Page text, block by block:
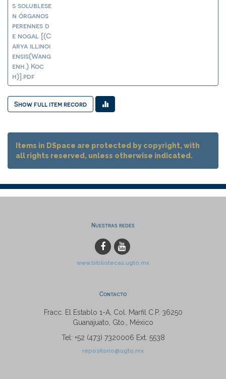
s solublese
n órganos
perennes d
e nogal [(C
arya illinoi
ensis(Wang
enh.) Koc
h)].pdf
Show full item record
Items in DSpace are protected by copyright, with
all rights reserved, unless otherwise indicated.
Nuestras redes
www.bibliotecas.ugto.mx
Contacto
Fracc. El Establo 1-A, Col. Marfil C.P. 36250
Guanajuato, Gto., México
Tel: +52 (473) 7320006 Ext. 5538
repositorio@ugto.mx